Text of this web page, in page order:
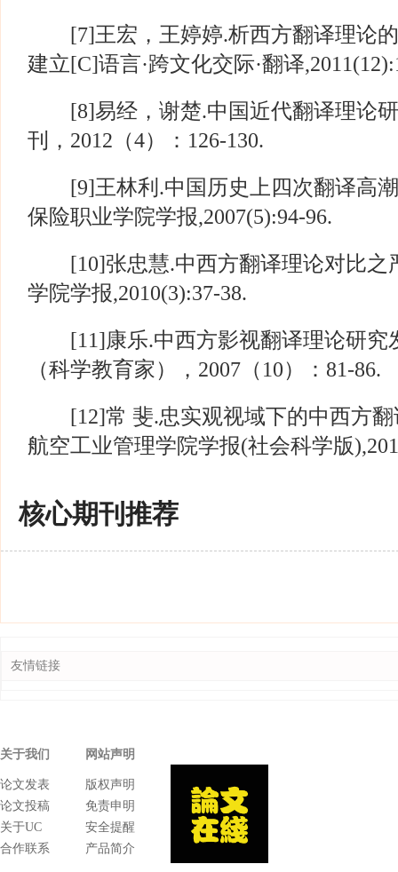
[7]王宏，王婷婷.析西方翻译理论的
建立[C]语言·跨文化交际·翻译
[8]易经，谢楚.中国近代翻译理论研
刊，2012（4）：126-130.
[9]王林利.中国历史上四次翻译高潮
保险职业学院学报,2007(5):94-96.
[10]张忠慧.中西方翻译理论对比之
学院学报,2010(3):37-38.
[11]康乐.中西方影视翻译理论研究
（科学教育家），2007（10）：81-86.
[12]常 斐.忠实观视域下的中西方翻
航空工业管理学院学报(社会科学版
核心期刊推荐
友情链接
网站声明
版权声明
免责申明
安全提醒
产品简介
关于我们
论文发表
论文投稿
关于UC
合作联系